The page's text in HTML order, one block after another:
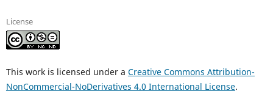
License
This work is licensed under a Creative Commons Attribution-
NonCommercial-NoDerivatives 4.0 International License.